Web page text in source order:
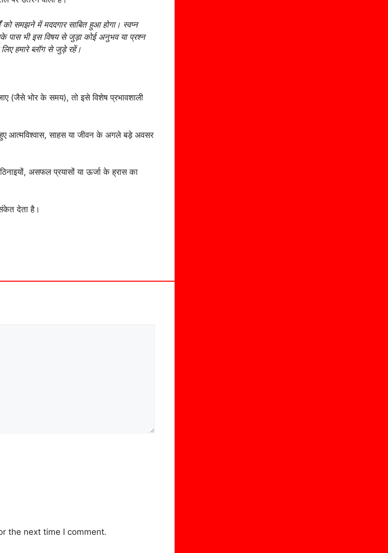
को समझने में मददगार साबित हुआ होगा। स्वप्न
पास भी इस विषय से जुड़ा कोई अनुभव या प्रश्न
हमारे ब्लॉग से जुड़े रहें।
(जैसे भोर के समय), तो इसे विशेष प्रभावशाली
साहस या जीवन के अगले बड़े अवसर
असफल प्रयासों या ऊर्जा के ह्रास का
देता है।
the next time I comment.